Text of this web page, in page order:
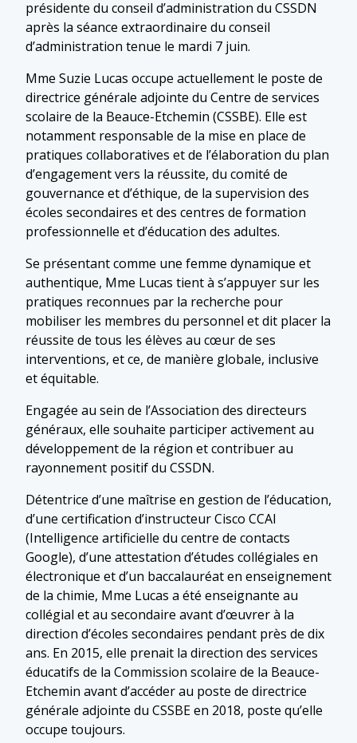
présidente du conseil d’administration du CSSDN
après la séance extraordinaire du conseil
d’administration tenue le mardi 7 juin.
Mme Suzie Lucas occupe actuellement le poste de
directrice générale adjointe du Centre de services
scolaire de la Beauce-Etchemin (CSSBE). Elle est
notamment responsable de la mise en place de
pratiques collaboratives et de l’élaboration du plan
d’engagement vers la réussite, du comité de
gouvernance et d’éthique, de la supervision des
écoles secondaires et des centres de formation
professionnelle et d’éducation des adultes.
Se présentant comme une femme dynamique et
authentique, Mme Lucas tient à s’appuyer sur les
pratiques reconnues par la recherche pour
mobiliser les membres du personnel et dit placer la
réussite de tous les élèves au cœur de ses
interventions, et ce, de manière globale, inclusive
et équitable.
Engagée au sein de l’Association des directeurs
généraux, elle souhaite participer activement au
développement de la région et contribuer au
rayonnement positif du CSSDN.
Détentrice d’une maîtrise en gestion de l’éducation,
d’une certification d’instructeur Cisco CCAI
(Intelligence artificielle du centre de contacts
Google), d’une attestation d’études collégiales en
électronique et d’un baccalauréat en enseignement
de la chimie, Mme Lucas a été enseignante au
collégial et au secondaire avant d’œuvrer à la
direction d’écoles secondaires pendant près de dix
ans. En 2015, elle prenait la direction des services
éducatifs de la Commission scolaire de la Beauce-
Etchemin avant d’accéder au poste de directrice
générale adjointe du CSSBE en 2018, poste qu’elle
occupe toujours.